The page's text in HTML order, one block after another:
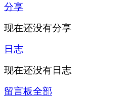
分享
现在还没有分享
日志
现在还没有日志
留言板全部